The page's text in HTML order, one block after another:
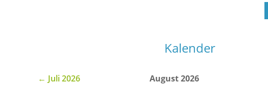
Kalender
← Juli 2026 August 2026